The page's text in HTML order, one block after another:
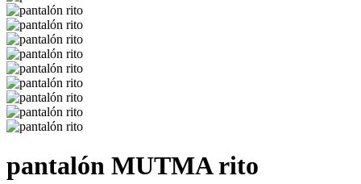
pantalón MUTMArito